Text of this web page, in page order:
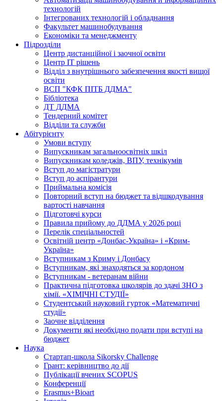
технологій
Інтегрованих технологій і обладнання
Факультет машинобудування
Економіки та менеджменту
Підрозділи
Центр дистанційної і заочної освіти
Центр ІТ рішень
Відділ з внутрішнього забезпечення якості вищої
освіти
ВСП "КФК ПІТБ ДДМА"
Бібліотека
ДТ ДДМА
Тендерний комітет
Відділи та служби
Абітурієнту
Умови вступу
Випускникам загальноосвітніх шкіл
Випускникам коледжів, ВПУ, технікумів
Вступ до магістратури
Вступ до аспірантури
Приймальна комісія
Повторний вступ на бюджет та відшкодування
вартості навчання
Підготовчі курси
Правила прийому до ДДМА у 2026 році
Перелік спеціальностей
Освітній центр «Донбас-Україна» і «Крим-
Україна»
Вступникам з Криму і Донбасу
Вступникам, які знаходяться за кордоном
Вступникам - ветеранам війни
Практична підготовка школярів до здачі ЗНО з
хімії. «ХІМІЧНІ СТУДІЇ»
Студентський науковий гурток «Математичні
студії»
Заочне відділення
Документи які необхідно подати при вступі на
бюджет
Наука
Стартап-школа Sikorsky Challenge
Грант: керівництво до дії
Публікації вчених SCOPUS
Конференції
Erasmus+Bioart